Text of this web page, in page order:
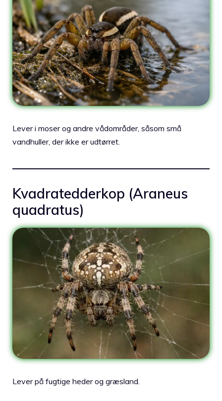
Lever i moser og andre vådområder, såsom små
vandhuller, der ikke er udtørret.
Kvadratedderkop (Araneus
quadratus)
Lever på fugtige heder og græsland.